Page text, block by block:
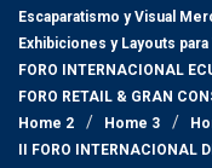
Escaparatismo y Visual
Exhibiciones y Layouts para
FORO INTERNACIONAL
FORO RETAIL & GRAN
Home 2
Home 3
II FORO INTERNACIONAL